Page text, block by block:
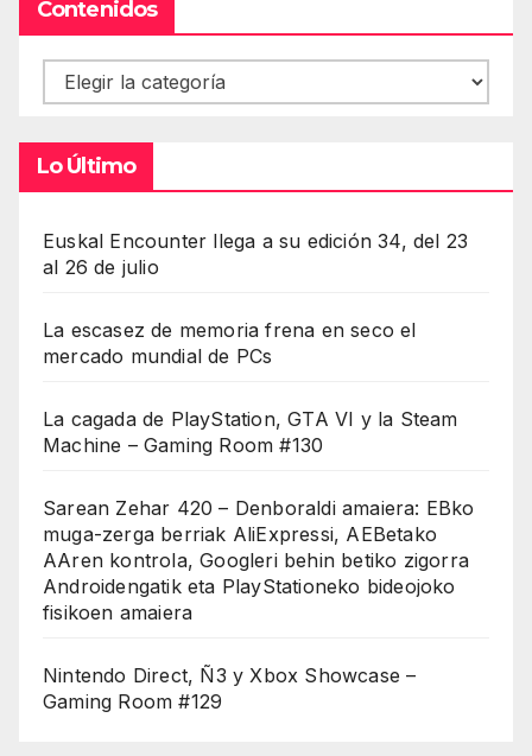
Contenidos
Contenidos
Lo Último
Euskal Encounter llega a su edición 34, del 23
al 26 de julio
La escasez de memoria frena en seco el
mercado mundial de PCs
La cagada de PlayStation, GTA VI y la Steam
Machine – Gaming Room #130
Sarean Zehar 420 – Denboraldi amaiera: EBko
muga-zerga berriak AliExpressi, AEBetako
AAren kontrola, Googleri behin betiko zigorra
Androidengatik eta PlayStationeko bideojoko
fisikoen amaiera
Nintendo Direct, Ñ3 y Xbox Showcase –
Gaming Room #129